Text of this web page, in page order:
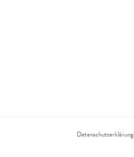
Datenschutzerklärung